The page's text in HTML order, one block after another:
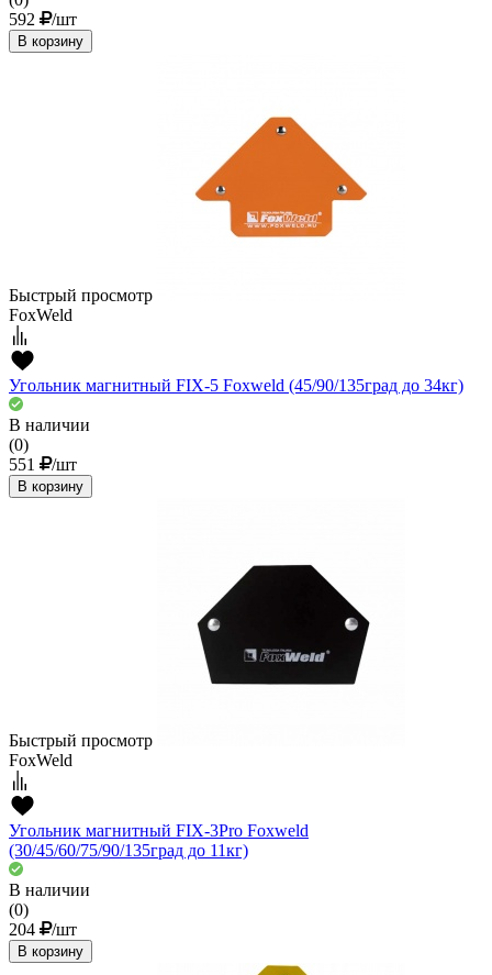
592
/шт
В корзину
Быстрый просмотр
FoxWeld
Угольник магнитный FIX-5 Foxweld (45/90/135град до 34кг)
В наличии
(0)
551
/шт
В корзину
Быстрый просмотр
FoxWeld
Угольник магнитный FIX-3Pro Foxweld
(30/45/60/75/90/135град до 11кг)
В наличии
(0)
204
/шт
В корзину